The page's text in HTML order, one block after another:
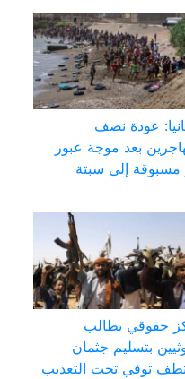
عودة نصف
بعد موجة عبور
مسبوقة إلى سبتة
حقوقي يطالب
بتسليم جثمان
توفي تحت التعذيب